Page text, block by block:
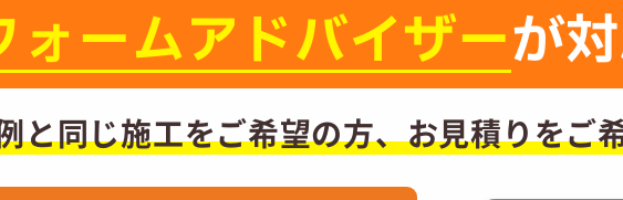
ォームアドバイザーが
と同じ施工をご希望の方、お見積りをご